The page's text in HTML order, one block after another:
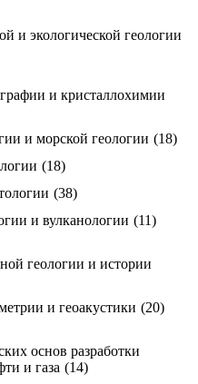
и экологической геологии
и кристаллохимии
и морской геологии (18)
(18)
(38)
и вулканологии (11)
геологии и истории
и геоакустики (20)
основ разработки
и газа (14)